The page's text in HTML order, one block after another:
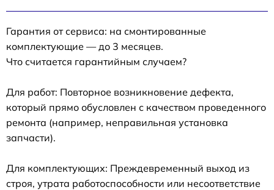
Гарантия от сервиса: на смонтированные
комплектующие — до 3 месяцев.
Что считается гарантийным случаем?
Для работ: Повторное возникновение дефекта,
который прямо обусловлен с качеством проведенного
ремонта (например, неправильная установка
запчасти).
Для комплектующих: Преждевременный выход из
строя, утрата работоспособности или несоответствие